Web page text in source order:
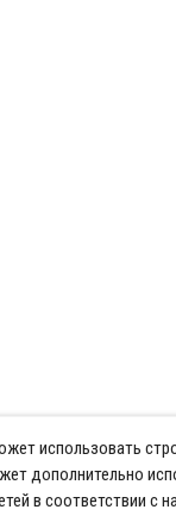
использовать
дополнительно
в соответствии с